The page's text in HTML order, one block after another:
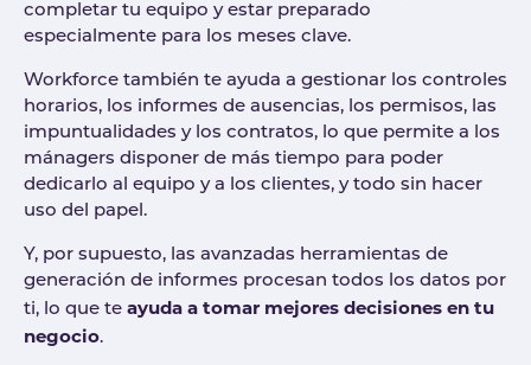
completar tu equipo y estar preparado
especialmente para los meses clave.
Workforce también te ayuda a gestionar los controles
horarios, los informes de ausencias, los permisos, las
impuntualidades y los contratos, lo que permite a los
mánagers disponer de más tiempo para poder
dedicarlo al equipo y a los clientes, y todo sin hacer
uso del papel.
Y, por supuesto, las avanzadas herramientas de
generación de informes procesan todos los datos por
ti, lo que te ayuda a tomar mejores decisiones en tu
negocio.